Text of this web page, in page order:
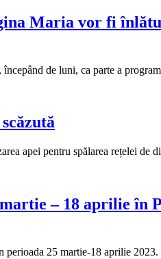
Maria vor fi
de luni, ca parte a
apei pentru spălarea rețelei
– 18 aprilie în
25 martie-18 aprilie